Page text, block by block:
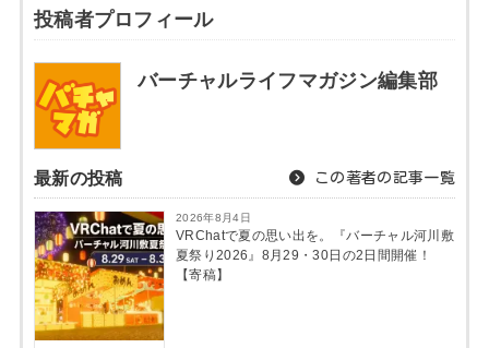
投稿者プロフィール
バーチャルライフマガジン編集部
最新の投稿 この著者の記事一覧
2026年8月4日
VRChatで夏の思い出を。『バーチャル河川敷
夏祭り2026』8月29・30日の2日間開催！
【寄稿】